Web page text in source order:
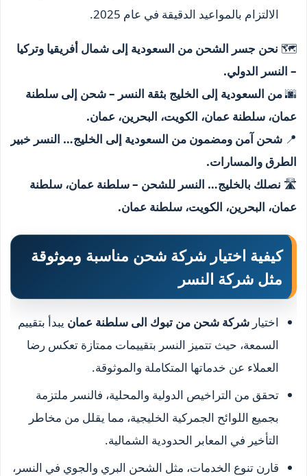
الالتزام بالمواعيد الدقيقة في عام 2025.
🗺️ نحن جسر الشحن من السعودية إلى شمال أفريقيا وتركيا
– النسر الدولي.
🌆من السعودية إلى الخليج بثقة النسر – شحن إلى سلطنة
عمان، سلطنة عمان، الكويت، البحرين، عمان.
📍 شحن آمن ومضمون من السعودية إلى الخليج… النسر خبير
الطرق والمسارات.
🛣️ نصلك بالخليج… النسر للشحن – سلطنة عمان، سلطنة
عمان، البحرين، الكويت، سلطنة عمان.
كيفية اختيار شركة شحن مناسبة وموثوقة
مثل شركة النسر
اختيار شركة شحن من تبوك الى سلطنة عمان يبدأ بتقييم
السمعة، حيث تتميز النسر بتقييمات ممتازة تعكس رضا
العملاء عن خدماتها المتكاملة والموثوقة.
تحقق من التراخيص الدولية والمحلية، فالنسر ملتزمة
بجميع اللوائح الجمركية الخليجية، مما يقلل من مخاطر
التأخير في المعابر الحدودية الشمالية.
قارن تنوع الخدمات، مثل الشحن البري والجوي في النسر،